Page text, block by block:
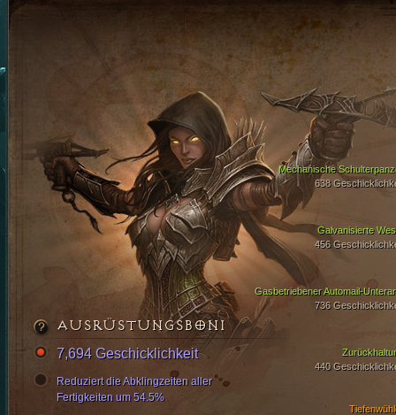
Galvanisierte
456
Gasbetriebener Automail-
736
Mechanische
638
440
AUSRÜSTUNGSBONI
7,694 Geschicklichkeit
Reduziert die Abklingzeiten aller
Fertigkeiten um 54.5%